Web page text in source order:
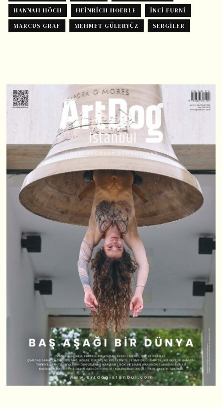
HANNAH HÖCH
HEINRICH HOERLE
İNCI FURNI
MARCUS GRAF
MEHMET GÜLERYÜZ SERGILER